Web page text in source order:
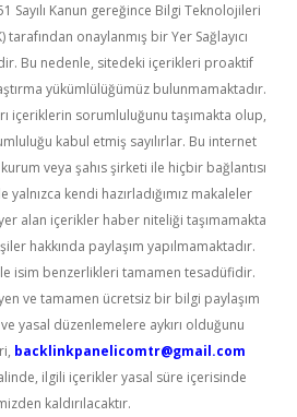
Sayılı Kanun gereğince Bilgi Teknolojileri
onaylanmış bir Yer Sağlayıcı
Bu nedenle, sitedeki içerikleri proaktif
yükümlülüğümüz bulunmamaktadır.
içeriklerin sorumluluğunu taşımakta olup,
kabul etmiş sayılırlar. Bu internet
veya şahıs şirketi ile hiçbir bağlantısı
kendi hazırladığımız makaleler
alan içerikler haber niteliği taşımamakta
hakkında paylaşım yapılmamaktadır.
isim benzerlikleri tamamen tesadüfidir.
ve tamamen ücretsiz bir bilgi paylaşım
yasal düzenlemelere aykırı olduğunu
backlinkpanelicomtr@gmail.com
ilgili içerikler yasal süre içerisinde
kaldırılacaktır.